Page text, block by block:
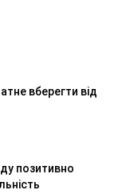
вберегти від
позитивно